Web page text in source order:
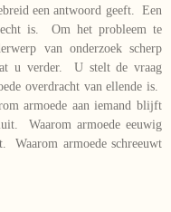
een antwoord geeft. Een
echt is. Om het probleem te
van onderzoek scherp
u verder. U stelt de vraag
overdracht van ellende is.
armoede aan iemand blijft
Waarom armoede eeuwig
Waarom armoede schreeuwt